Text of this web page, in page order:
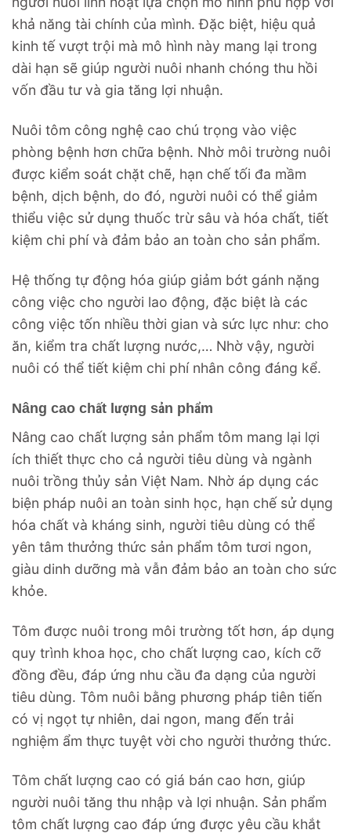
khả năng tài chính của mình. Đặc biệt, hiệu quả
kinh tế vượt trội mà mô hình này mang lại trong
dài hạn sẽ giúp người nuôi nhanh chóng thu hồi
vốn đầu tư và gia tăng lợi nhuận.
Nuôi tôm công nghệ cao chú trọng vào việc
phòng bệnh hơn chữa bệnh. Nhờ môi trường nuôi
được kiểm soát chặt chẽ, hạn chế tối đa mầm
bệnh, dịch bệnh, do đó, người nuôi có thể giảm
thiểu việc sử dụng thuốc trừ sâu và hóa chất, tiết
kiệm chi phí và đảm bảo an toàn cho sản phẩm.
Hệ thống tự động hóa giúp giảm bớt gánh nặng
công việc cho người lao động, đặc biệt là các
công việc tốn nhiều thời gian và sức lực như: cho
ăn, kiểm tra chất lượng nước,… Nhờ vậy, người
nuôi có thể tiết kiệm chi phí nhân công đáng kể.
Nâng cao chất lượng sản phẩm
Nâng cao chất lượng sản phẩm tôm mang lại lợi
ích thiết thực cho cả người tiêu dùng và ngành
nuôi trồng thủy sản Việt Nam. Nhờ áp dụng các
biện pháp nuôi an toàn sinh học, hạn chế sử dụng
hóa chất và kháng sinh, người tiêu dùng có thể
yên tâm thưởng thức sản phẩm tôm tươi ngon,
giàu dinh dưỡng mà vẫn đảm bảo an toàn cho sức
khỏe.
Tôm được nuôi trong môi trường tốt hơn, áp dụng
quy trình khoa học, cho chất lượng cao, kích cỡ
đồng đều, đáp ứng nhu cầu đa dạng của người
tiêu dùng. Tôm nuôi bằng phương pháp tiên tiến
có vị ngọt tự nhiên, dai ngon, mang đến trải
nghiệm ẩm thực tuyệt vời cho người thưởng thức.
Tôm chất lượng cao có giá bán cao hơn, giúp
người nuôi tăng thu nhập và lợi nhuận. Sản phẩm
tôm chất lượng cao đáp ứng được yêu cầu khắt